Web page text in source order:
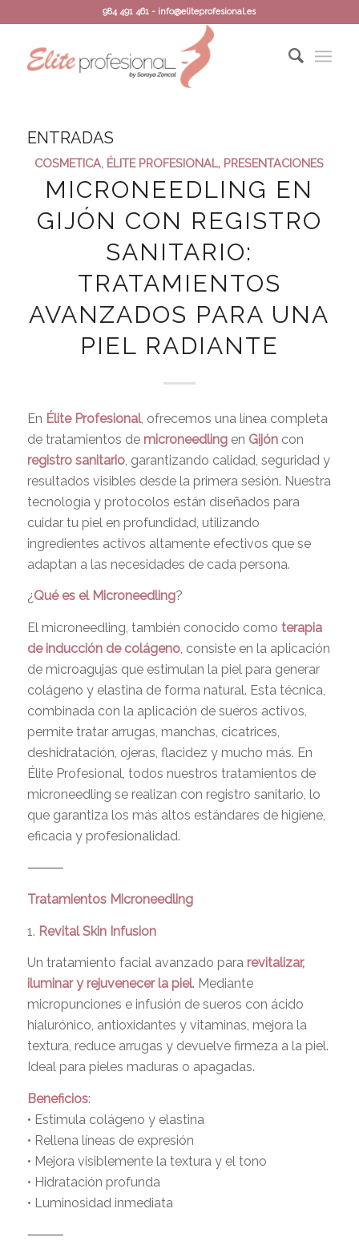
984 491 461 - info@eliteprofesional.es
ENTRADAS
COSMETICA, ÉLITE PROFESIONAL, PRESENTACIONES
MICRONEEDLING EN
GIJÓN CON REGISTRO
SANITARIO:
TRATAMIENTOS
AVANZADOS PARA UNA
PIEL RADIANTE
En Élite Profesional, ofrecemos una línea completa
de tratamientos de microneedlingen Gijóncon
registro sanitario, garantizando calidad, seguridad y
resultados visibles desde la primera sesión. Nuestra
tecnología y protocolos están diseñados para
cuidar tu piel en profundidad, utilizando
ingredientes activos altamente efectivos que se
adaptan a las necesidades de cada persona.
¿Qué es el Microneedling?
El microneedling, también conocido como terapia
de inducción de colágeno, consiste en la aplicación
de microagujas que estimulan la piel para generar
colágeno y elastina de forma natural. Esta técnica,
combinada con la aplicación de sueros activos,
permite tratar arrugas, manchas, cicatrices,
deshidratación, ojeras, flacidez y mucho más. En
Élite Profesional, todos nuestros tratamientos de
microneedling se realizan con registro sanitario, lo
que garantiza los más altos estándares de higiene,
eficacia y profesionalidad.
⸻
Tratamientos Microneedling
1. Revital Skin Infusion
Un tratamiento facial avanzado para revitalizar,
iluminar y rejuvenecer la piel. Mediante
micropunciones e infusión de sueros con ácido
hialurónico, antioxidantes y vitaminas, mejora la
textura, reduce arrugas y devuelve firmeza a la piel.
Ideal para pieles maduras o apagadas.
Beneficios:
• Estimula colágeno y elastina
• Rellena líneas de expresión
• Mejora visiblemente la textura y el tono
• Hidratación profunda
• Luminosidad inmediata
⸻